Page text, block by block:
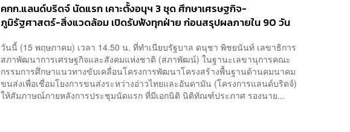
คกก.แลนด์บริดจ์ นัดแรก เคาะตั้งอนุฯ 3 ชุด ศึกษาเศรษฐกิจ-
ภูมิรัฐศาสตร์-สิ่งแวดล้อม เปิดรับฟังทุกฝ่าย ก่อนสรุปผลภายใน 90 วัน
วันนี้ (15 พฤษภาคม) เวลา 14.50 น. ที่ทำเนียบรัฐบาล ดนุชา พิชยนันท์ เลขาธิการ
สภาพัฒนาการเศรษฐกิจและสังคมแห่งชาติ (สภาพัฒน์) ในฐานะเลขานุการคณะ
กรรมการศึกษาแนวทางขับเคลื่อนโครงการพัฒนาโครงสร้างพื้นฐานด้านคมนาคม
ขนส่งเพื่อเชื่อมโยงการขนส่งระหว่างอ่าวไทยและอันดามัน (โครงการแลนด์บริดจ์)
ให้สัมภาษณ์ภายหลังการประชุมนัดแรก ที่มีเอกนิติ นิติทัณฑ์ประภาศ รองนาย...